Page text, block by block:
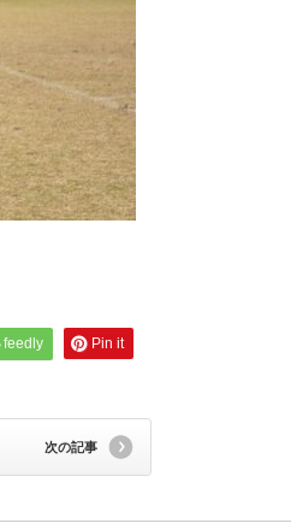
feedly Pin it
次の記事